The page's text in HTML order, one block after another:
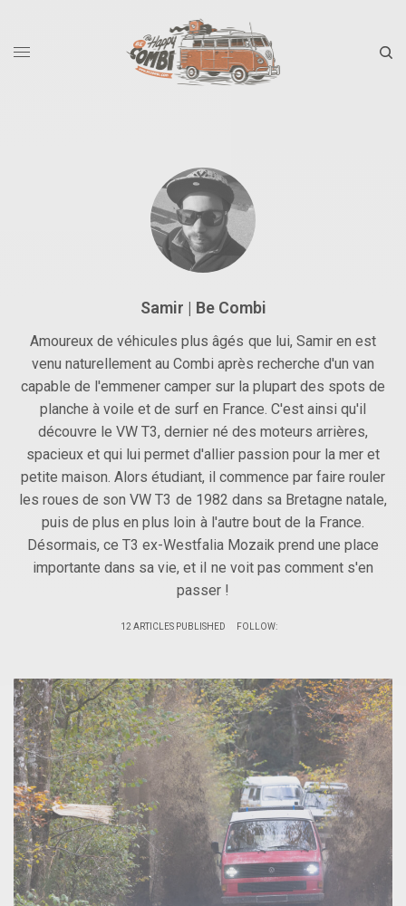
Samir | Be Combi
Amoureux de véhicules plus âgés que lui, Samir en est
venu naturellement au Combi après recherche d'un van
capable de l'emmener camper sur la plupart des spots de
planche à voile et de surf en France. C'est ainsi qu'il
découvre le VW T3, dernier né des moteurs arrières,
spacieux et qui lui permet d'allier passion pour la mer et
petite maison. Alors étudiant, il commence par faire rouler
les roues de son VW T3 de 1982 dans sa Bretagne natale,
puis de plus en plus loin à l'autre bout de la France.
Désormais, ce T3 ex-Westfalia Mozaik prend une place
importante dans sa vie, et il ne voit pas comment s'en
passer !
12 ARTICLES PUBLISHED FOLLOW: